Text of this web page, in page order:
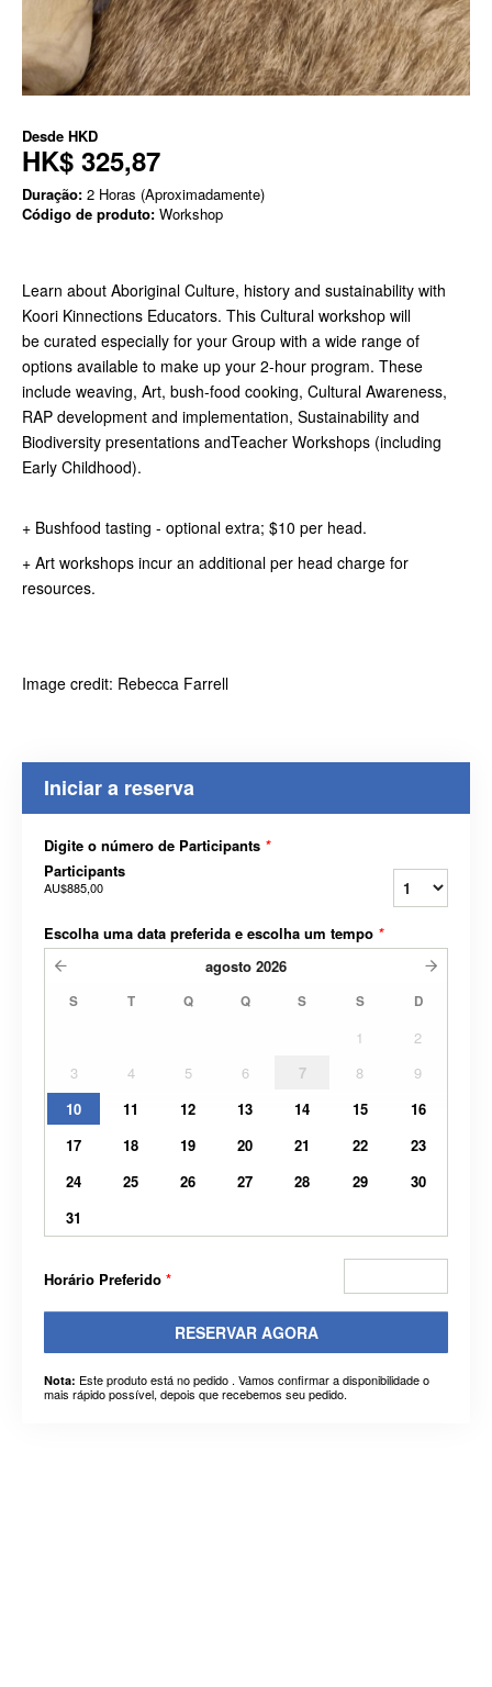
Desde HKD
HK$ 325,87
Duração: 2 Horas (Aproximadamente)
Código de produto: Workshop
Learn about Aboriginal Culture, history and sustainability with
Koori Kinnections Educators. This Cultural workshop will
be curated especially for your Group with a wide range of
options available to make up your 2-hour program. These
include weaving, Art, bush-food cooking, Cultural Awareness,
RAP development and implementation, Sustainability and
Biodiversity presentations andTeacher Workshops (including
Early Childhood).
+ Bushfood tasting - optional extra; $10 per head.
+ Art workshops incur an additional per head charge for
resources.
Image credit: Rebecca Farrell
Iniciar a reserva
Digite o número de Participants *
Participants
AU$885,00
Escolha uma data preferida e escolha um tempo *
agosto 2026
S T Q Q S S D
1
2
3
4 5 6 7 8
9
10
11 12 13 14 15
16
17
18 19 20 21 22
23
24
25 26 27 28 29
30
31
Horário Preferido *
RESERVAR AGORA
Nota: Este produto está no pedido . Vamos confirmar a disponibilidade o
mais rápido possível, depois que recebemos seu pedido.